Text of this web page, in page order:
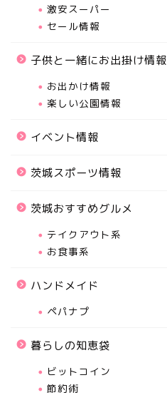
激安スーパー
セール情報
子供と一緒にお出掛け情報
お出かけ情報
楽しい公園情報
イベント情報
茨城スポーツ情報
茨城おすすめグルメ
テイクアウト系
お食事系
ハンドメイド
ペパナプ
暮らしの知恵袋
ビットコイン
節約術